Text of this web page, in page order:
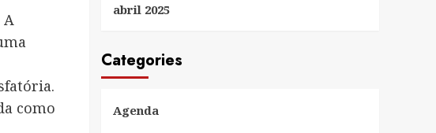
A
como
abril 2025
Categories
Agenda